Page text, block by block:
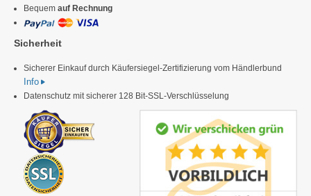
Bequem auf Rechnung
Sicherheit
Sicherer Einkauf durch Käufersiegel-Zertifizierung vom Händlerbund
Info
Datenschutz mit sicherer 128 Bit-SSL-Verschlüsselung